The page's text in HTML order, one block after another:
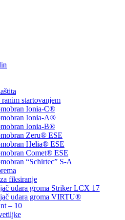
startovanjem
Ionia-C®
Ionia-A®
Ionia-B®
Zeru® ESE
Helia® ESE
Comet® ESE
“Schirtec” S-A
fiksiranje
udara groma Striker LCX 17
udara groma VIRTU®
– 10